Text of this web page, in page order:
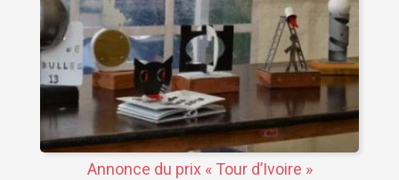
Annonce du prix « Tour d’Ivoire »